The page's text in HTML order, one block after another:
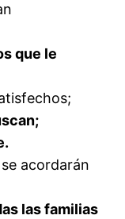
que le
acordarán
las familias